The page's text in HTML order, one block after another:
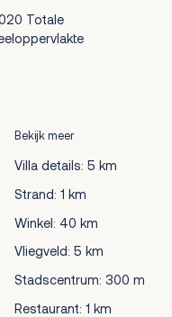
Totale
Bekijk meer
Villa details: 5 km
Strand: 1 km
Winkel: 40 km
Vliegveld: 5 km
Stadscentrum: 300 m
Restaurant: 1 km